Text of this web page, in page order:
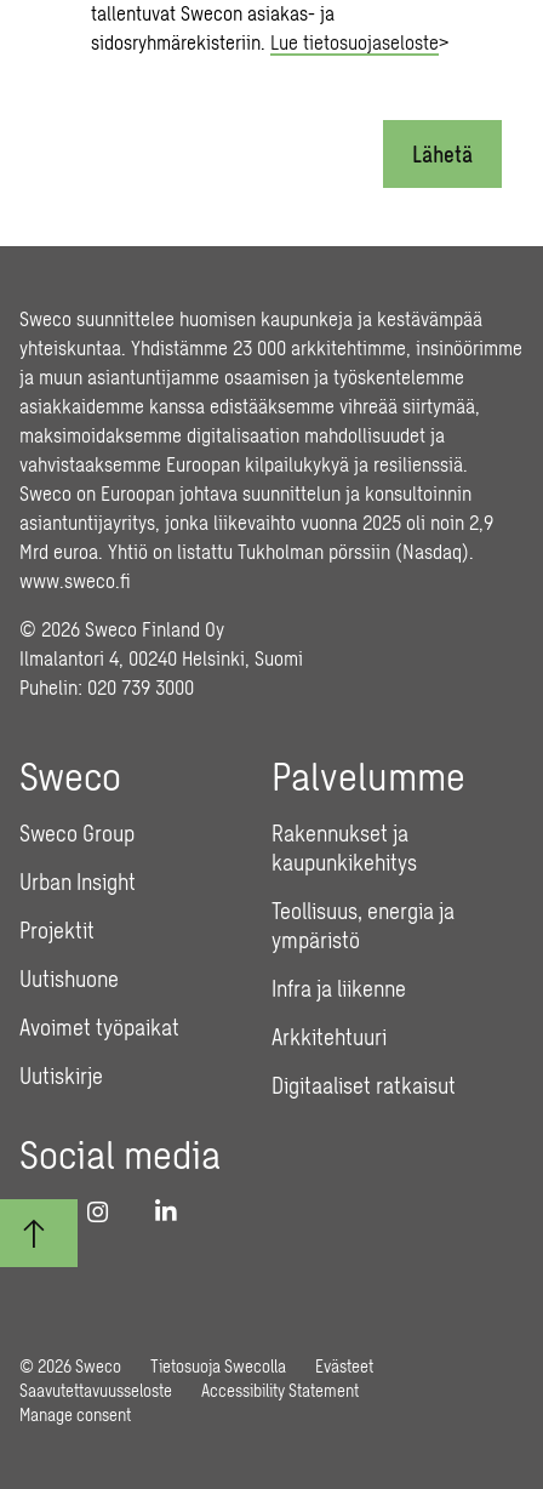
tallentuvat Swecon asiakas- ja
sidosryhmärekisteriin. Lue tietosuojaseloste>
Lähetä
Sweco suunnittelee huomisen kaupunkeja ja kestävämpää
yhteiskuntaa. Yhdistämme 23 000 arkkitehtimme, insinöörimme
ja muun asiantuntijamme osaamisen ja työskentelemme
asiakkaidemme kanssa edistääksemme vihreää siirtymää,
maksimoidaksemme digitalisaation mahdollisuudet ja
vahvistaaksemme Euroopan kilpailukykyä ja resilienssiä.
Sweco on Euroopan johtava suunnittelun ja konsultoinnin
asiantuntijayritys, jonka liikevaihto vuonna 2025 oli noin 2,9
Mrd euroa. Yhtiö on listattu Tukholman pörssiin (Nasdaq).
www.sweco.fi
© 2026 Sweco Finland Oy
Ilmalantori 4, 00240 Helsinki, Suomi
Puhelin: 020 739 3000
Sweco
Sweco Group
Urban Insight
Projektit
Uutishuone
Avoimet työpaikat
Uutiskirje
Palvelumme
Rakennukset ja
kaupunkikehitys
Teollisuus, energia ja
ympäristö
Infra ja liikenne
Arkkitehtuuri
Digitaaliset ratkaisut
Social media
© 2026 Sweco Tietosuoja Swecolla
Evästeet
Saavutettavuusseloste
Accessibility Statement
Manage consent